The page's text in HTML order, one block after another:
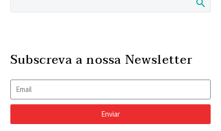
Subscreva a nossa Newsletter
Enviar